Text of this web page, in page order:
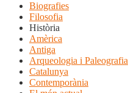
Biografies
Filosofia
Història
Amèrica
Antiga
Arqueologia i Paleografia
Catalunya
Contemporània